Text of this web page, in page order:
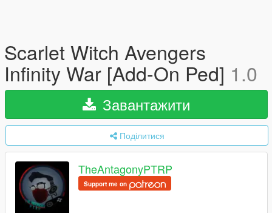
Scarlet Witch Avengers
Infinity War [Add-On Ped] 1.0
Завантажити
Поділитися
TheAntagonyPTRP
Support me on